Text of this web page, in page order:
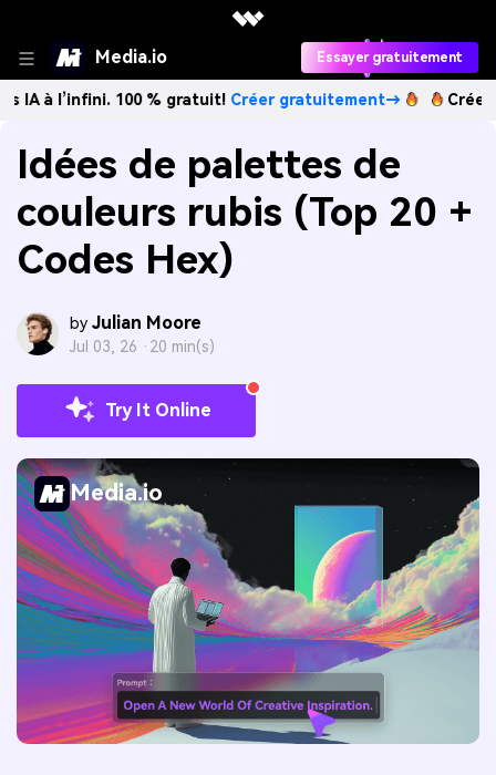
Media.io Essayer gratuitement
100 % gratuit!Créer gratuitement→ Créez des
Idées de palettes de
couleurs rubis (Top 20 +
Codes Hex)
by Julian Moore
Jul 03, 26 · 20 min(s)
Try It Online
Media.io